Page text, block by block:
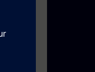
in
en